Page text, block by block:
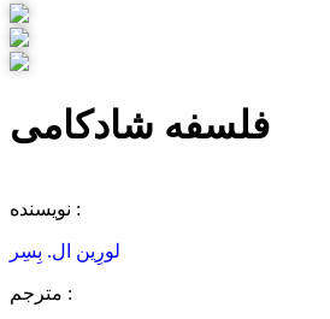
فلسفه شادکامی
نویسنده :
لورِین ال. بِسِر
مترجم :